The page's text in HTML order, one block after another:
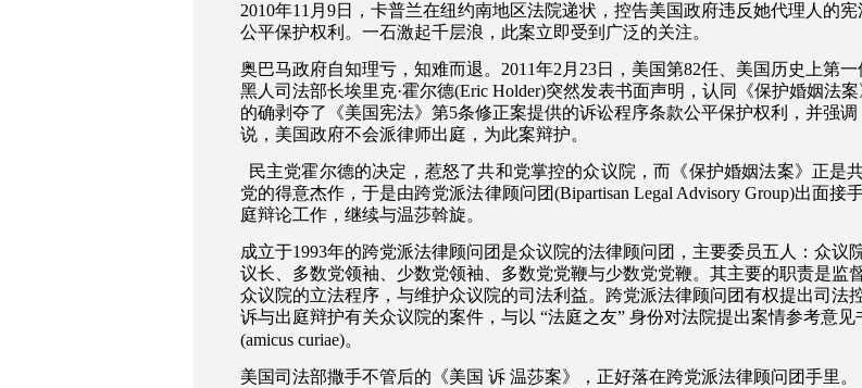
2010年11 月 9日，卡普兰在纽约南地区法院递状，控告美国政府违反她代理人的宪
公平保护权利。一石激起千层浪，此案立即受到广泛的关注。
奥巴马政府自知理亏，知难而退。 2011年2 月 23日，美国第82任、美国历史上第一
黑人司法部长埃里克·霍尔德(Eric Holder)突然发表书面声明，认同《保护婚姻法案
的确剥夺了《美国宪法》第5条修正案提供的诉讼程序条款公平保护权利，并强调
说，美国政府不会派律师出庭，为此案辩护。
民主党霍尔德的决定，惹怒了共和党掌控的众议院，而《保护婚姻法案》正是
党的得意杰作，于是由跨党派法律顾问团(Bipartisan Legal Advisory Group)出面接
庭辩论工作，继续与温莎斡旋。
成立于1993年的跨党派法律顾问团是众议院的法律顾问团，主要委员五人：众议
议长、多数党领袖、少数党领袖、多数党党鞭与少数党党鞭。其主要的职责是监
众议院的立法程序，与维护众议院的司法利益。跨党派法律顾问团有权提出司法
诉与出庭辩护有关众议院的案件，与以 “法庭之友” 身份对法院提出案情参考意见
(amicus curiae)。
美国司法部撒手不管后的《美国 诉 温莎案》，正好落在跨党派法律顾问团手里。